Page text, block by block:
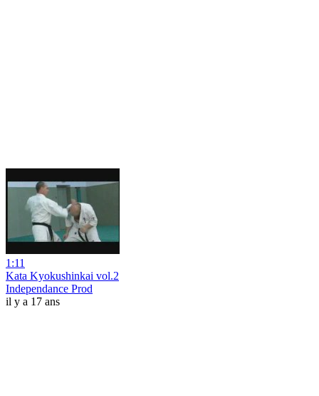
1:11
Kata Kyokushinkai vol.2
Independance Prod
il y a 17 ans